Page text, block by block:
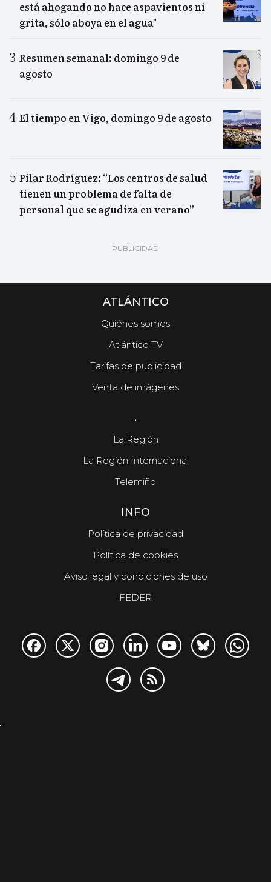
está ahogando no hace aspavientos ni
grita, sólo aboya en el agua"
Resumen semanal: domingo 9 de
agosto
El tiempo en Vigo, domingo 9 de agosto
Pilar Rodríguez: “Los centros de salud
tienen un problema de falta de
personal que se agudiza en verano”
ATLÁNTICO
Quiénes somos
Atlántico TV
Tarifas de publicidad
Venta de imágenes
.
La Región
La Región Internacional
Telemiño
INFO
Política de privacidad
Política de cookies
Aviso legal y condiciones de uso
FEDER